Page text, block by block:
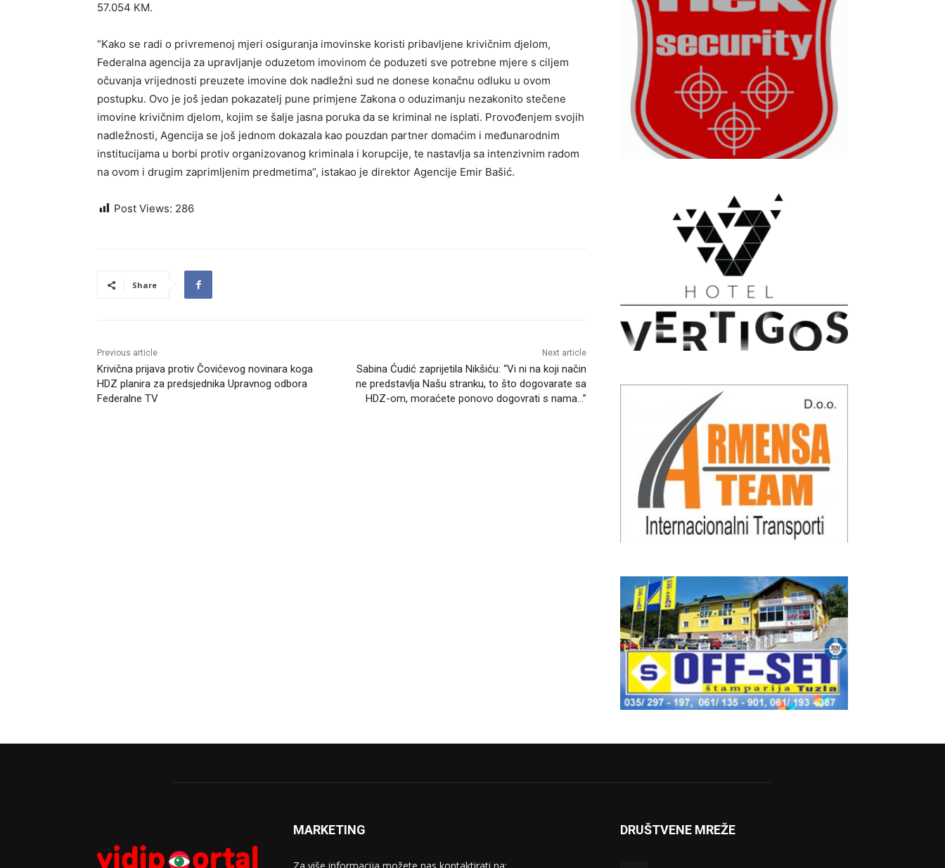
57.054 KM.
“Kako se radi o privremenoj mjeri osiguranja imovinske koristi pribavljene krivičnim djelom,
Federalna agencija za upravljanje oduzetom imovinom će poduzeti sve potrebne mjere s ciljem
očuvanja vrijednosti preuzete imovine dok nadležni sud ne donese konačnu odluku u ovom
postupku. Ovo je još jedan pokazatelj pune primjene Zakona o oduzimanju nezakonito stečene
imovine krivičnim djelom, kojim se šalje jasna poruka da se kriminal ne isplati. Provođenjem svojih
nadležnosti, Agencija se još jednom dokazala kao pouzdan partner domaćim i međunarodnim
institucijama u borbi protiv organizovanog kriminala i korupcije, te nastavlja sa intenzivnim radom
na ovom i drugim zaprimljenim predmetima”, istakao je direktor Agencije Emir Bašić.
Post Views: 286
Share
Previous article
Krivična prijava protiv Čovićevog novinara koga
HDZ planira za predsjednika Upravnog odbora
Federalne TV
Next article
Sabina Ćudić zaprijetila Nikšiću: “Vi ni na koji način
ne predstavlja Našu stranku, to što dogovarate sa
HDZ-om, moraćete ponovo dogovrati s nama…”
MARKETING DRUŠTVENE MREŽE